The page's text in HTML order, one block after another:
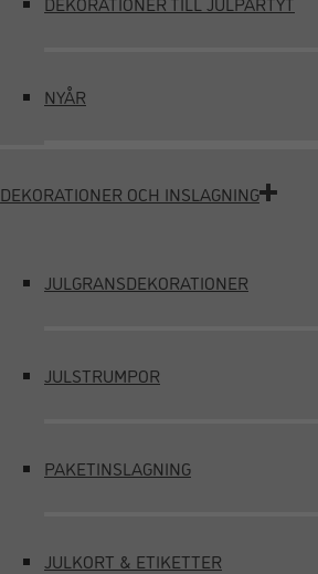
NYÅR
DEKORATIONER OCH INSLAGNING
JULGRANSDEKORATIONER
JULSTRUMPOR
PAKETINSLAGNING
JULKORT & ETIKETTER